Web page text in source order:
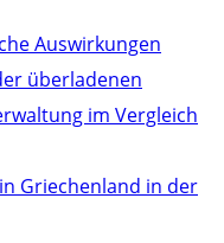
Auswirkungen
überladenen
im Vergleich
Griechenland in der